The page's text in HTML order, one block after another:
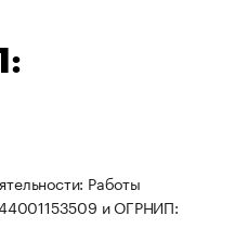
Работы
и ОГРНИП: